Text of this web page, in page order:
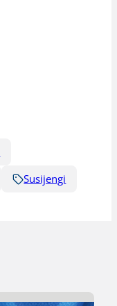
Susijengi